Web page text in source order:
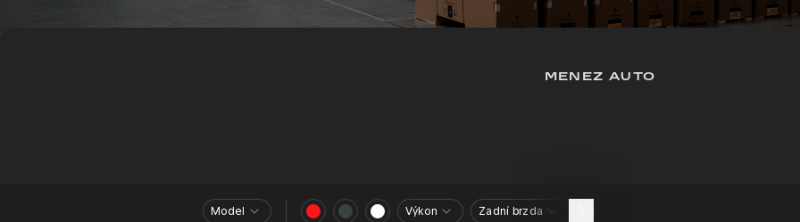
MENEZ AUTO
Model Výkon Zadní brzda